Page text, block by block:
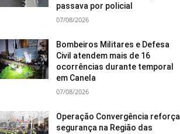
passava por policial
07/08/2026
Bombeiros Militares e Defesa
Civil atendem mais de 16
ocorrências durante temporal
em Canela
07/08/2026
Operação Convergência reforça
segurança na Região das